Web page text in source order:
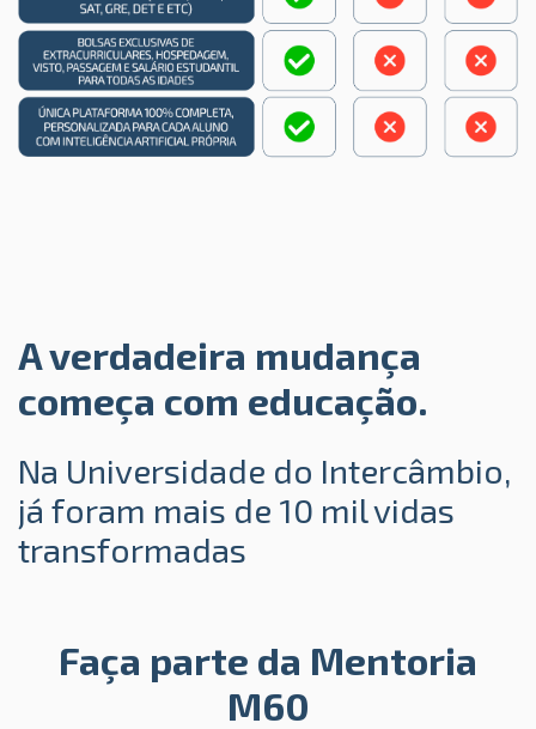
A verdadeira mudança
começa com educação.
Na Universidade do Intercâmbio,
já foram mais de 10 mil vidas
transformadas
Faça parte da Mentoria
M60